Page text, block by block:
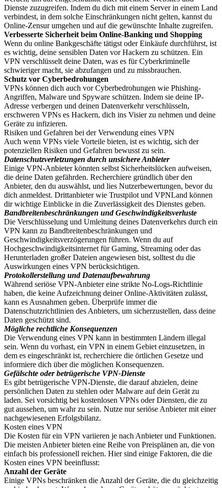
Dienste zuzugreifen. Indem du dich mit einem Server in einem Land
verbindest, in dem solche Einschränkungen nicht gelten, kannst du
Online-Zensur umgehen und auf die gewünschte Inhalte zugreifen.
Verbesserte Sicherheit beim Online-Banking und Shopping
Wenn du online Bankgeschäfte tätigst oder Einkäufe durchführst, ist
es wichtig, deine sensiblen Daten vor Hackern zu schützen. Ein
VPN verschlüsselt deine Daten, was es für Cyberkriminelle
schwieriger macht, sie abzufangen und zu missbrauchen.
Schutz vor Cyberbedrohungen
VPNs können dich auch vor Cyberbedrohungen wie Phishing-
Angriffen, Malware und Spyware schützen. Indem sie deine IP-
Adresse verbergen und deinen Datenverkehr verschlüsseln,
erschweren VPNs es Hackern, dich ins Visier zu nehmen und deine
Geräte zu infizieren.
Risiken und Gefahren bei der Verwendung eines VPN
Auch wenn VPNs viele Vorteile bieten, ist es wichtig, sich der
potenziellen Risiken und Gefahren bewusst zu sein.
Datenschutzverletzungen durch unsichere Anbieter
Einige VPN-Anbieter könnten selbst Sicherheitslücken aufweisen,
die deine Daten gefährden. Recherchiere gründlich über den
Anbieter, den du auswählst, und lies Nutzerbewertungen, bevor du
dich anmeldest. Drittanbieter wie Trustpilot und VPNLand können
dir wichtige Einblicke in die Zuverlässigkeit des Dienstes geben.
Bandbreitenbeschränkungen und Geschwindigkeitsverluste
Die Verschlüsselung und Umleitung deines Datenverkehrs durch ein
VPN kann zu Bandbreitenbeschränkungen und
Geschwindigkeitsverzögerungen führen. Wenn du auf
Hochgeschwindigkeitsinternet für Gaming, Streaming oder das
Herunterladen großer Dateien angewiesen bist, solltest du die
Auswirkungen eines VPN berücksichtigen.
Protokollerstellung und Datenaufbewahrung
Während seriöse VPN-Anbieter eine strikte No-Logs-Richtlinie
haben, die keine Aufzeichnung deiner Online-Aktivitäten zulässt,
kann es Ausnahmen geben. Überprüfe immer die
Datenschutzrichtlinien des Anbieters, um sicherzustellen, dass deine
Daten geschützt sind.
Mögliche rechtliche Konsequenzen
Die Verwendung eines VPN kann in bestimmten Ländern illegal
sein. Wenn du vorhast, ein VPN in einem Gebiet einzusetzen, in
dem es eingeschränkt ist, recherchiere die örtlichen Gesetze und
informiere dich über die möglichen Konsequenzen.
Gefälschte oder betrügerische VPN-Dienste
Es gibt betrügerische VPN-Dienste, die darauf abzielen, deine
persönlichen Daten zu stehlen oder Malware auf dein Gerät zu
laden. Sei vorsichtig bei kostenlosen VPNs oder Diensten, die zu
gut aussehen, um wahr zu sein. Nutze nur seriöse Anbieter mit einer
nachgewiesenen Erfolgsbilanz.
Kosten eines VPN
Die Kosten für ein VPN variieren je nach Anbieter und Funktionen.
Die meisten Anbieter bieten eine Reihe von Preisplänen an, die von
einfach bis professionell reichen. Hier sind einige Faktoren, die die
Kosten eines VPN beeinflusst:
Anzahl der Geräte
Einige VPNs beschränken die Anzahl der Geräte, die du gleichzeitig